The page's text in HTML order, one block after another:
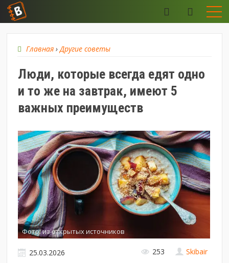
Главная ›Другие советы
Люди, которые всегда едят одно
и то же на завтрак, имеют 5
важных преимуществ
Фото: из открытых источников
Skibair
25.03.2026 253